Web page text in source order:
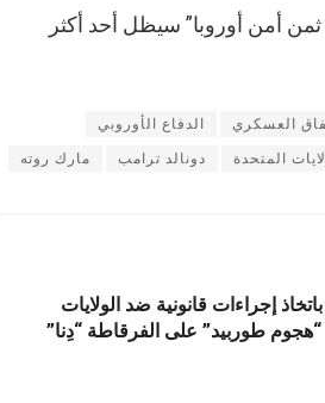
أمن أوروبا” سيظل أحد أكثر
العسكري الدفاع الأوروبي
المتحدة دونالد ترامب مارك روته
إجراءات قانونية ضد الولايات
“هجوم طوربيد” على الفرقاطة “دِنا”